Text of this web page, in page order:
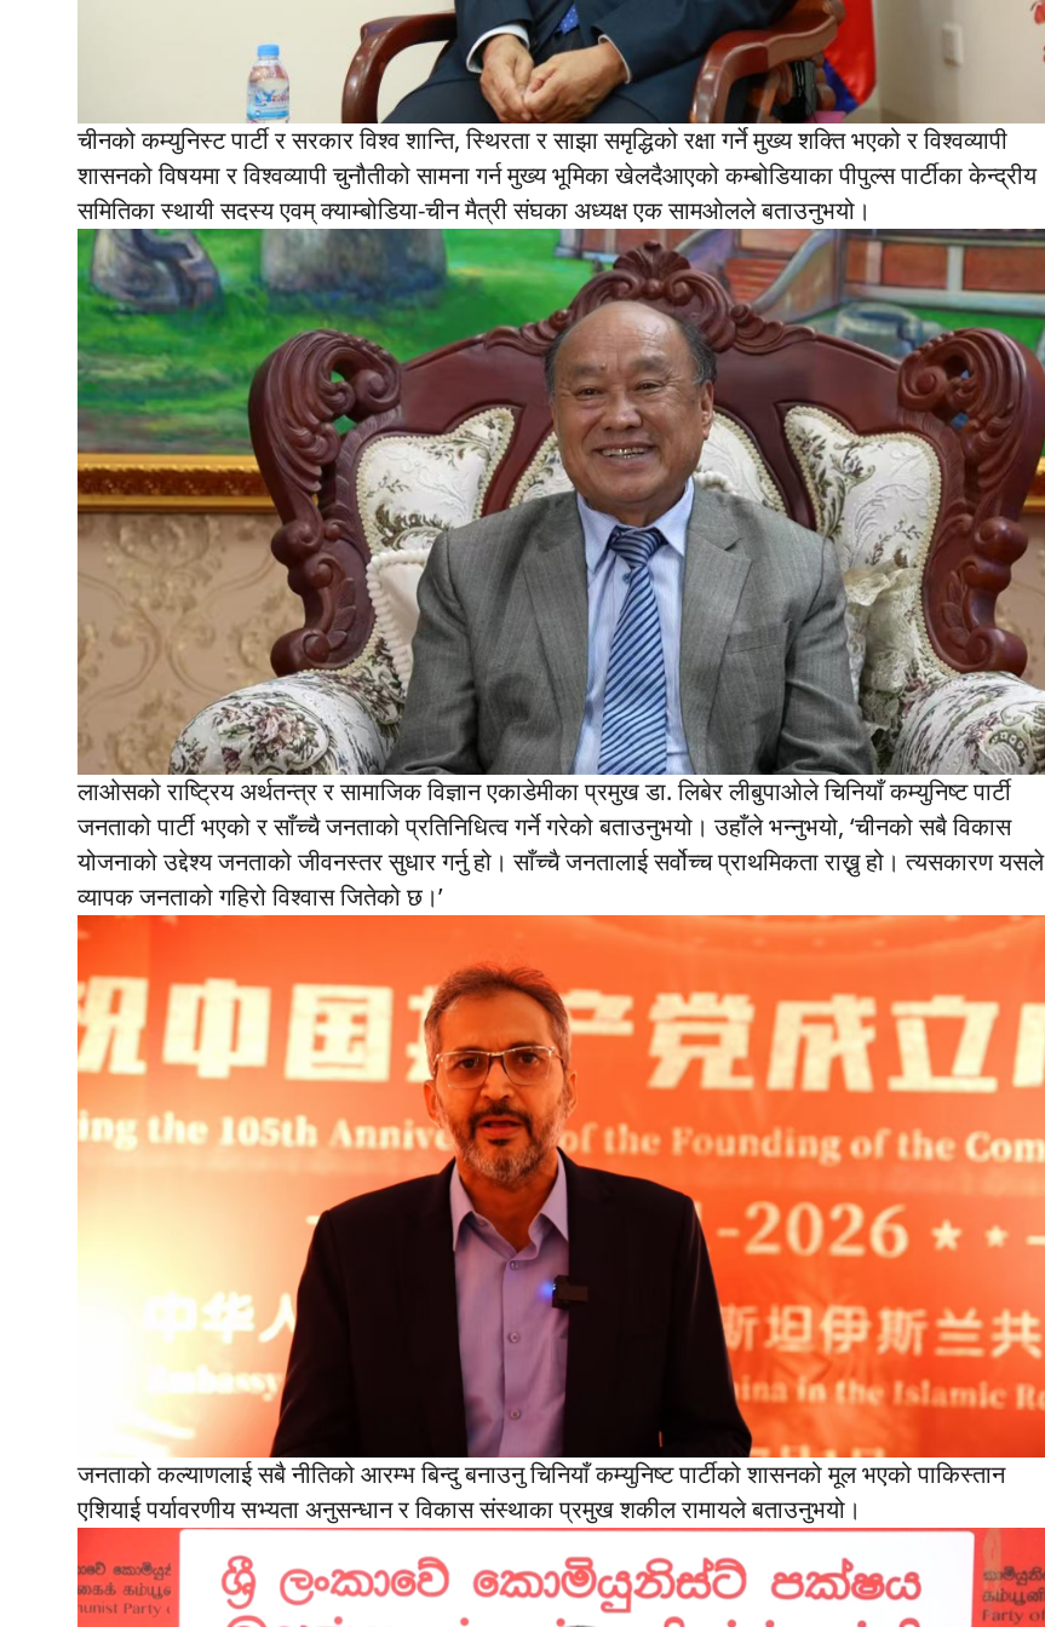
चीनको कम्युनिस्ट पार्टी र सरकार विश्व शान्ति, स्थिरता र साझा समृद्धिको रक्षा गर्ने मुख्य शक्ति भएको र विश्वव्यापी
शासनको विषयमा र विश्वव्यापी चुनौतीको सामना गर्न मुख्य भूमिका खेलदैआएको कम्बोडियाका पीपुल्स पार्टीका केन्द्रीय
समितिका स्थायी सदस्य एवम् क्याम्बोडिया-चीन मैत्री संघका अध्यक्ष एक सामओलले बताउनुभयो।
लाओसको राष्ट्रिय अर्थतन्त्र र सामाजिक विज्ञान एकाडेमीका प्रमुख डा. लिबेर लीबुपाओले चिनियाँ कम्युनिष्ट पार्टी
जनताको पार्टी भएको र साँच्चै जनताको प्रतिनिधित्व गर्ने गरेको बताउनुभयो। उहाँले भन्नुभयो, ‘चीनको सबै विकास
योजनाको उद्देश्य जनताको जीवनस्तर सुधार गर्नु हो। साँच्चै जनतालाई सर्वोच्च प्राथमिकता राख्नु हो। त्यसकारण यसले
व्यापक जनताको गहिरो विश्वास जितेको छ।’
जनताको कल्याणलाई सबै नीतिको आरम्भ बिन्दु बनाउनु चिनियाँ कम्युनिष्ट पार्टीको शासनको मूल भएको पाकिस्तान
एशियाई पर्यावरणीय सभ्यता अनुसन्धान र विकास संस्थाका प्रमुख शकील रामायले बताउनुभयो।